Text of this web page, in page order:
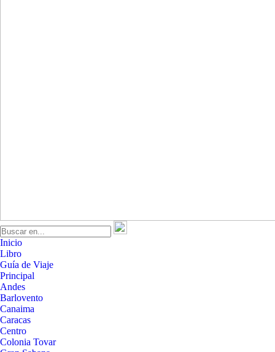
Inicio
Libro
Guía de Viaje
Principal
Andes
Barlovento
Canaima
Caracas
Centro
Colonia Tovar